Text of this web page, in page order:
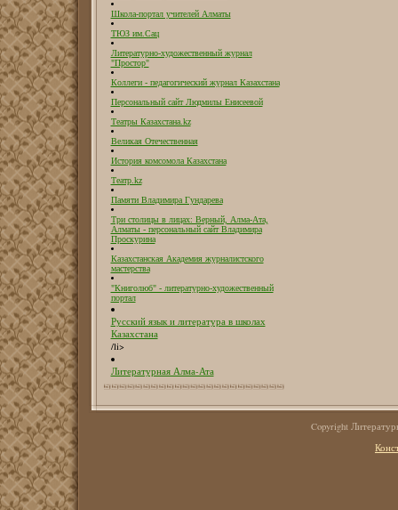
Школа-портал учителей Алматы
ТЮЗ им.Сац
Литературно-художественный журнал
"Простор"
Коллеги - педагогический журнал Казахстана
Персональный сайт Людмилы Енисеевой
Театры Казахстана.kz
Великая Отечественная
История комсомола Казахстана
Театр.kz
Памяти Владимира Гундарева
Три столицы в лицах: Верный, Алма-Ата,
Алматы - персональный сайт Владимира
Проскурина
Казахстанская Академия журналистского
мастерства
"Книголюб" - литературно-художественный
портал
Русский язык и литература в школах
Казахстана
/li>
Литературная Алма-Ата
Copyright